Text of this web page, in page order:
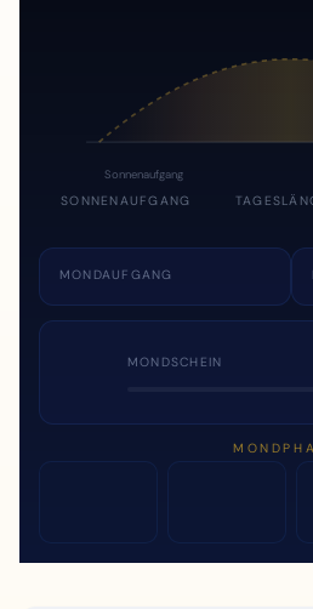
Sonnenaufgang
SONNENAUFGANG
MONDAUFGANG
MONDSCHEIN